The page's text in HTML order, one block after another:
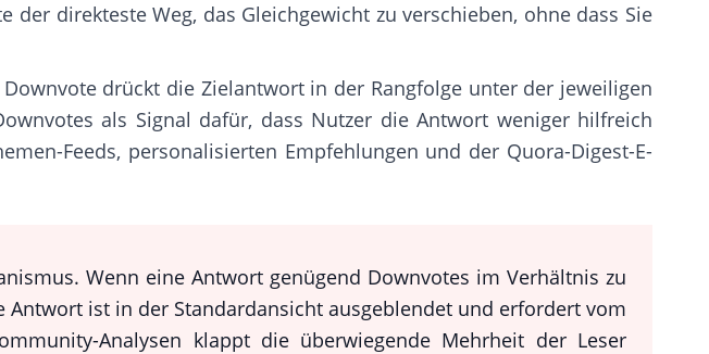
direkteste Weg, das Gleichgewicht zu verschieben, ohne dass Sie
drückt die Zielantwort in der Rangfolge unter der jeweiligen
als Signal dafür, dass Nutzer die Antwort weniger hilfreich
Feeds, personalisierten Empfehlungen und der Quora-Digest-E-
Wenn eine Antwort genügend Downvotes im Verhältnis zu
ist in der Standardansicht ausgeblendet und erfordert vom
Analysen klappt die überwiegende Mehrheit der Leser